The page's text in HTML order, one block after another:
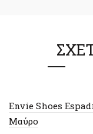
Envie Shoes
Μαύρο